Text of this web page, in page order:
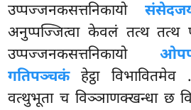
उप्पज्जनकसत्तनिकायो
अनुप्पज्जित्वा केवलं तत्थ तत्थ
उप्पज्जनकसत्तनिकायो
गतिपञ्चकंहेट्ठा विभावितमेव
वत्थुभूता च विञ्ञाणक्खन्धा छ